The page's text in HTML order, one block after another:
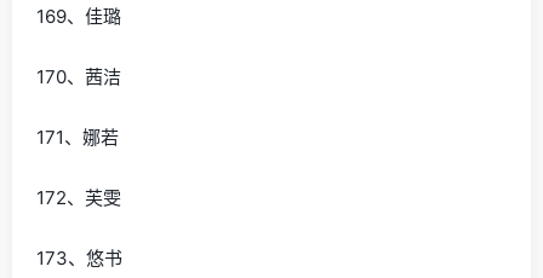
169、佳璐
170、茜洁
171、娜若
172、芙雯
173、悠书